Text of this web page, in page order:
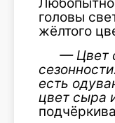
головы
жёлтого
— Цвет
есть
цвет сыра